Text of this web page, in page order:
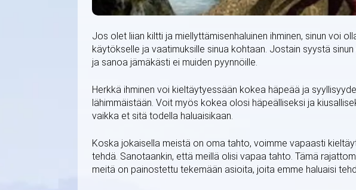
Jos olet liian kiltti ja miellyttämisenhaluinen ihminen, sinun voi
käytökselle ja vaatimuksille sinua kohtaan. Jostain syystä
ja sanoa jämäkästi ei muiden pyynnöille.
Herkkä ihminen voi kieltäytyessään kokea häpeää ja
lähimmäistään. Voit myös kokea olosi häpeälliseksi ja
vaikka et sitä todella haluaisikaan.
Koska jokaisella meistä on oma tahto, voimme vapaasti
tehdä. Sanotaankin, että meillä olisi vapaa tahto. Tämä
meitä on painostettu tekemään asioita, joita emme haluaisi